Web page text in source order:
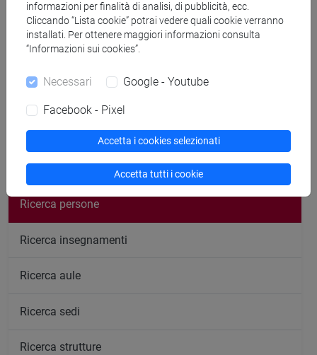
Lunedì, 17:30-19:30, studio docente (previo appuntamento
email).
Cerca nel sito
Ricerca persone
Ricerca insegnamenti
Ricerca aule
Ricerca sedi
Ricerca strutture
informazioni per finalità di analisi, di pubblicità, ecc.
Cliccando “Lista cookie” potrai vedere quali cookie verranno
installati. Per ottenere maggiori informazioni consulta
“Informazioni sui cookies”.
Necessari Google - Youtube
Facebook - Pixel
Accetta i cookies selezionati
Accetta tutti i cookie